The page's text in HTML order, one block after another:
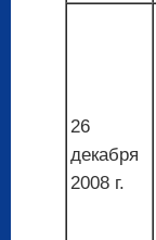
26
декабря
2008 г.